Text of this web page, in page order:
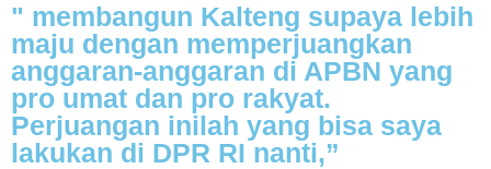
" membangun Kalteng supaya lebih
maju dengan memperjuangkan
anggaran-anggaran di APBN yang
pro umat dan pro rakyat.
Perjuangan inilah yang bisa saya
lakukan di DPR RI nanti,”